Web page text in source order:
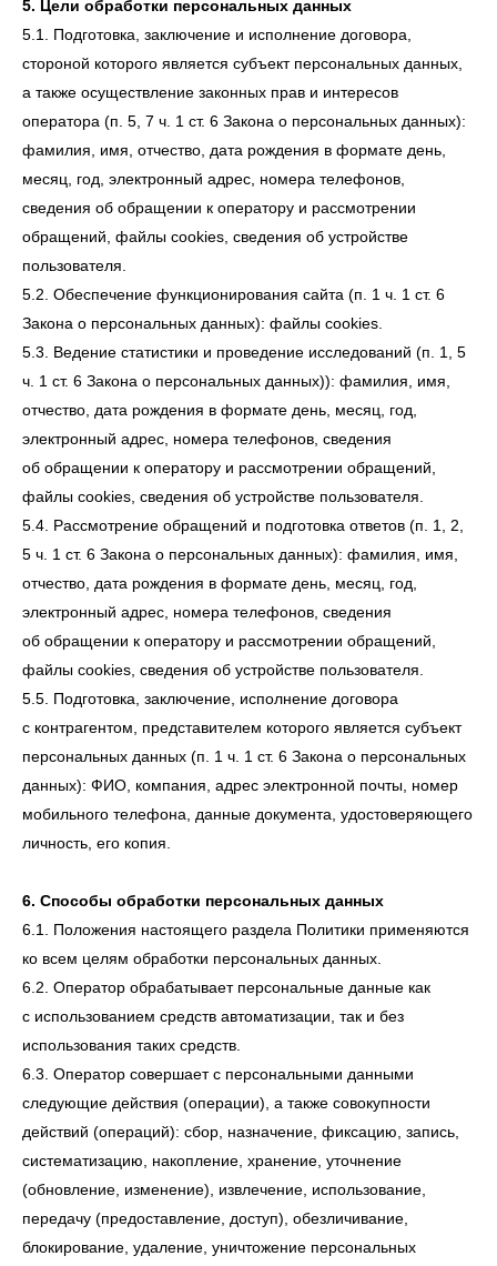
5. Цели обработки персональных данных
5.1. Подготовка, заключение и исполнение договора,
стороной которого является субъект персональных данных,
а также осуществление законных прав и интересов
оператора (п. 5, 7 ч. 1 ст. 6 Закона о персональных данных):
фамилия, имя, отчество, дата рождения в формате день,
месяц, год, электронный адрес, номера телефонов,
сведения об обращении к оператору и рассмотрении
обращений, файлы cookies, сведения об устройстве
пользователя.
5.2. Обеспечение функционирования сайта (п. 1 ч. 1 ст. 6
Закона о персональных данных): файлы cookies.
5.3. Ведение статистики и проведение исследований (п. 1, 5
ч. 1 ст. 6 Закона о персональных данных)): фамилия, имя,
отчество, дата рождения в формате день, месяц, год,
электронный адрес, номера телефонов, сведения
об обращении к оператору и рассмотрении обращений,
файлы cookies, сведения об устройстве пользователя.
5.4. Рассмотрение обращений и подготовка ответов (п. 1, 2,
5 ч. 1 ст. 6 Закона о персональных данных): фамилия, имя,
отчество, дата рождения в формате день, месяц, год,
электронный адрес, номера телефонов, сведения
об обращении к оператору и рассмотрении обращений,
файлы cookies, сведения об устройстве пользователя.
5.5. Подготовка, заключение, исполнение договора
с контрагентом, представителем которого является субъект
персональных данных (п. 1 ч. 1 ст. 6 Закона о персональных
данных): ФИО, компания, адрес электронной почты, номер
мобильного телефона, данные документа, удостоверяющего
личность, его копия.
6. Способы обработки персональных данных
6.1. Положения настоящего раздела Политики применяются
ко всем целям обработки персональных данных.
6.2. Оператор обрабатывает персональные данные как
с использованием средств автоматизации, так и без
использования таких средств.
6.3. Оператор совершает с персональными данными
следующие действия (операции), а также совокупности
действий (операций): сбор, назначение, фиксацию, запись,
систематизацию, накопление, хранение, уточнение
(обновление, изменение), извлечение, использование,
передачу (предоставление, доступ), обезличивание,
блокирование, удаление, уничтожение персональных